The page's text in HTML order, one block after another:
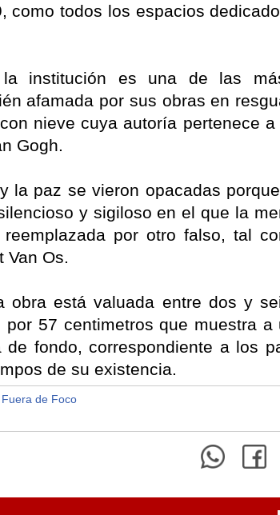
como todos los espacios
la institución es una de las
afamada por sus obras en
nieve cuya autoría pertenece
Gogh.
la paz se vieron opacadas
y sigiloso en el que la
por otro falso, tal
Os.
obra está valuada entre dos y
57 centimetros que muestra a
fondo, correspondiente a los
de su existencia.
Fuera de Foco